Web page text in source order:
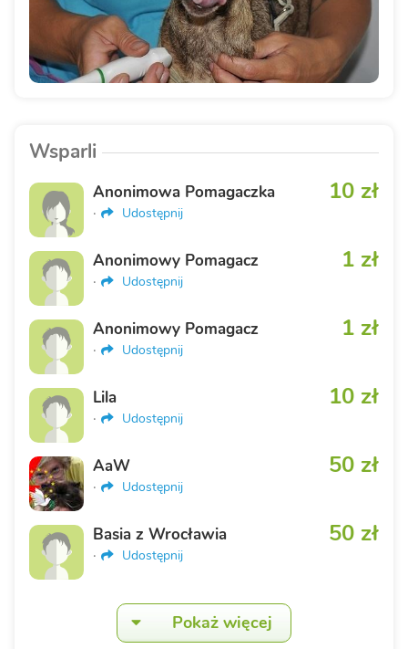
Wsparli
10 zł
Anonimowa Pomagaczka
· Udostępnij
1 zł
Anonimowy Pomagacz
· Udostępnij
1 zł
Anonimowy Pomagacz
· Udostępnij
10 zł
Lila
· Udostępnij
50 zł
AaW
· Udostępnij
50 zł
Basia z Wrocławia
· Udostępnij
Pokaż więcej